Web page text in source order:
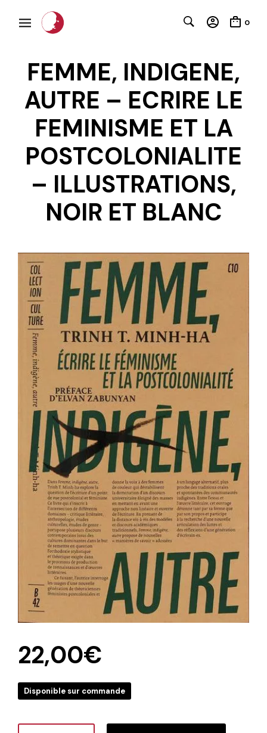
0
FEMME, INDIGENE,
AUTRE – ECRIRE LE
FEMINISME ET LA
POSTCOLONIALITE
– ILLUSTRATIONS,
NOIR ET BLANC
22,00€
Disponible sur commande